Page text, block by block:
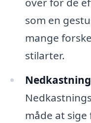
som en
mange
stilarter.
måde at